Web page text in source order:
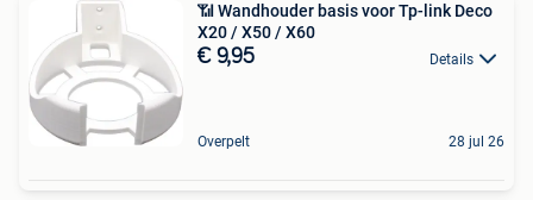
📶 Wandhouder basis voor Tp-link Deco
X20 / X50 / X60
€ 9,95 Details
Overpelt 28 jul 26